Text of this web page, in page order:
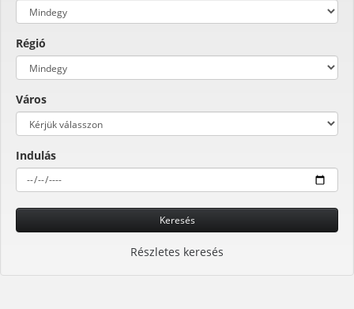
Régió
Város
Indulás
Keresés
Részletes keresés